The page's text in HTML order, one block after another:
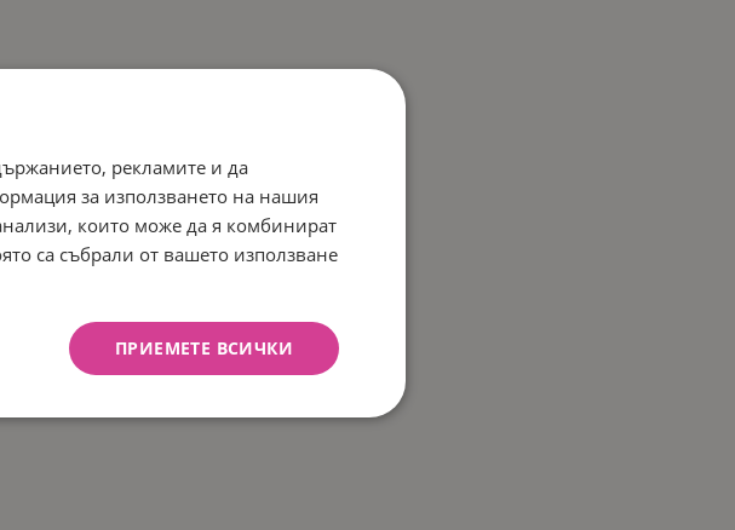
рекламите и да
за използването на нашия
които може да я комбинират
са събрали от вашето използване
ПРИЕМЕТЕ ВСИЧКИ